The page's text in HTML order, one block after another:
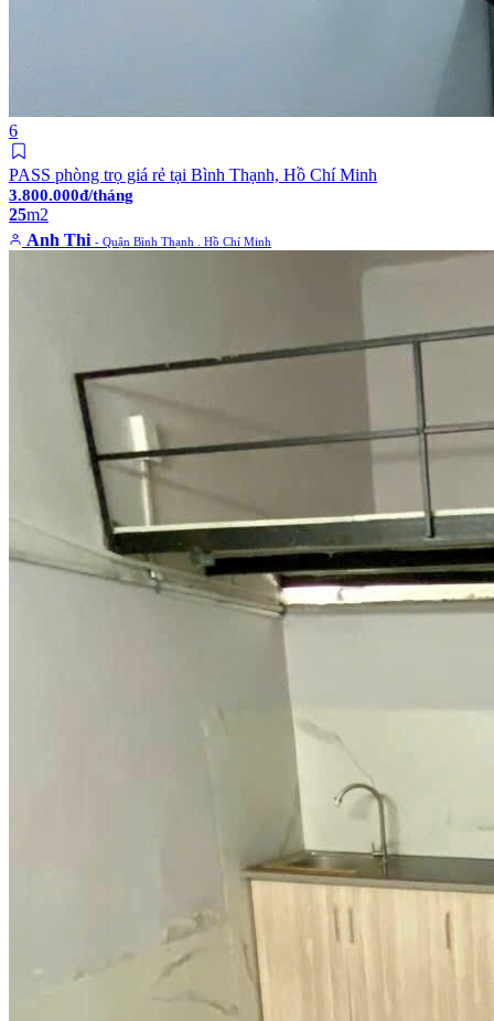
6
PASS phòng trọ giá rẻ tại Bình Thạnh, Hồ Chí Minh
3.800.000đ/tháng
25m2
Anh Thi - Quận Bình Thạnh . Hồ Chí Minh